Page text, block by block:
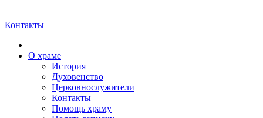
Контакты
О храме
История
Духовенство
Церковнослужители
Контакты
Помощь храму